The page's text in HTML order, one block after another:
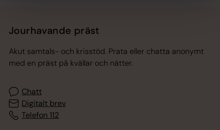
Jourhavande präst
Akut samtals- och krisstöd. Prata eller chatta anonymt
med en präst på kvällar och nätter.
Chatt
Digitalt brev
Telefon 112